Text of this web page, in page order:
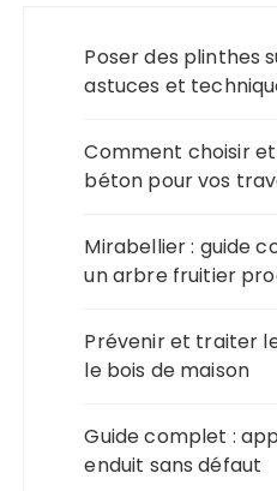
Poser des plinthes
astuces et
Comment choisir
béton pour vos
Mirabellier : guide
un arbre fruitier
Prévenir et traiter
le bois de maison
Guide complet :
enduit sans défaut